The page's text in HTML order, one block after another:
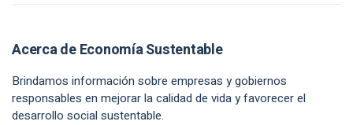
Acerca de Economía Sustentable
Brindamos información sobre empresas y gobiernos
responsables en mejorar la calidad de vida y favorecer el
desarrollo social sustentable.